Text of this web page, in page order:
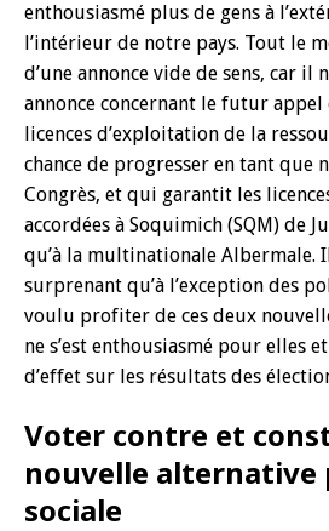
enthousiasmé plus de gens à
l’intérieur de notre pays. Tout le
d’une annonce vide de sens, car il
annonce concernant le futur appel
licences d’exploitation de la
chance de progresser en tant que
Congrès, et qui garantit les
accordées à Soquimich (SQM) de
qu’à la multinationale Albermale.
surprenant qu’à l’exception des
voulu profiter de ces deux
ne s’est enthousiasmé pour elles
d’effet sur les résultats des
Voter contre et
nouvelle alternative
sociale